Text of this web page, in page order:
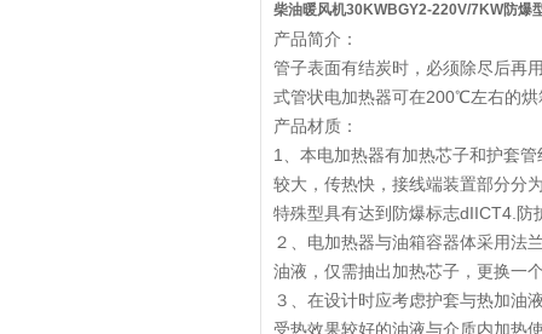
柴油暖风机30KWBGY2-220V/7KW防爆
产品简介：
管子表面有结炭时，必须除尽后再
式管状电加热器可在200℃左右的
产品材质：
1、本电加热器有加热芯子和护套
较大，传热快，接线端装置部分分
特殊型具有达到防爆标志dIICT4.防
２、电加热器与油箱容器体采用法
油液，仅需抽出加热芯子，更换一
３、在设计时应考虑护套与热加油
受热效果较好的油液与介质内加热